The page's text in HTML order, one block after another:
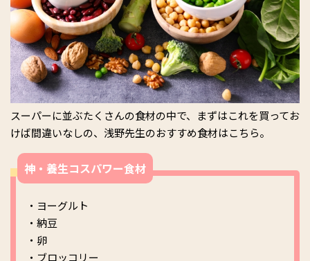
スーパーに並ぶたくさんの食材の中で、まずはこれを買ってお
けば間違いなしの、浅野先生のおすすめ食材はこちら。
神・養生コスパワー食材
・ヨーグルト
・納豆
・卵
・ブロッコリー